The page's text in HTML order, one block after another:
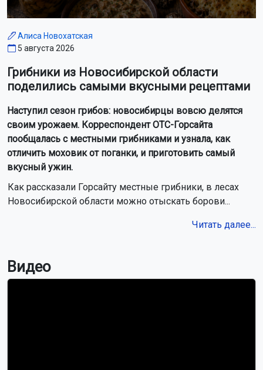
Алиса Новохатская
5 августа 2026
Грибники из Новосибирской области
поделились самыми вкусными рецептами
Наступил сезон грибов: новосибирцы вовсю делятся
своим урожаем. Корреспондент ОТС-Горсайта
пообщалась с местными грибниками и узнала, как
отличить моховик от поганки, и приготовить самый
вкусный ужин.
Как рассказали Горсайту местные грибники, в лесах
Новосибирской области можно отыскать борови...
Читать далее...
Видео